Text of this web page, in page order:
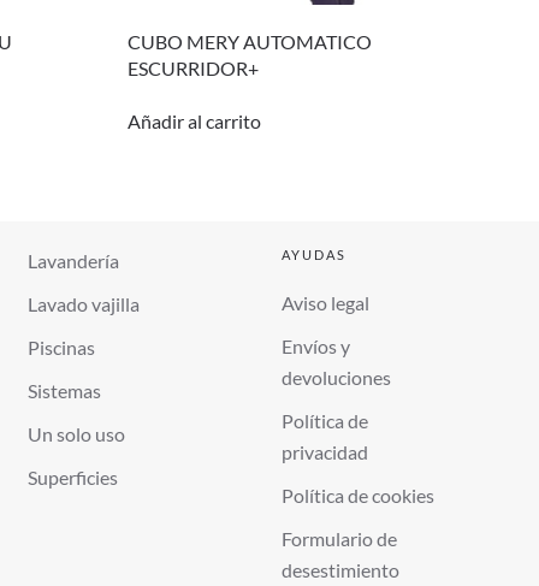
CUBO MERY AUTOMATICO
ESCURRIDOR+
Añadir al carrito
Lavandería
Lavado vajilla
Piscinas
Sistemas
Un solo uso
Superficies
AYUDAS
Aviso legal
Envíos y
devoluciones
Política de
privacidad
Política de cookies
Formulario de
desestimiento